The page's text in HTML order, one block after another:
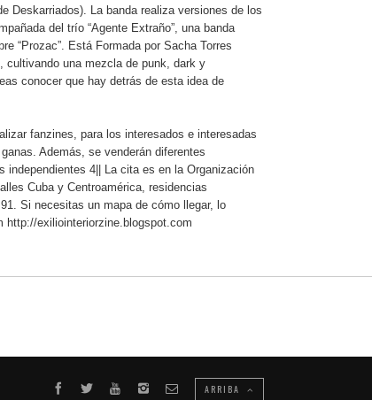
Deskarriados). La banda realiza versiones de los
del trío “Agente Extraño”, una banda
“Prozac”. Está Formada por Sacha Torres
cultivando una mezcla de punk, dark y
conocer que hay detrás de esta idea de
fanzines, para los interesados e interesadas
Además, se venderán diferentes
independientes 4|| La cita es en la Organización
Cuba y Centroamérica, residencias
Si necesitas un mapa de cómo llegar, lo
http://exiliointeriorzine.blogspot.com
ARRIBA